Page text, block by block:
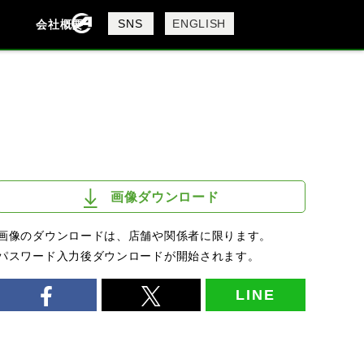
会社概要
会社概要
採用情報
SNS ENGLISH
画像ダウンロード
像のダウンロードは、店舗や関係者に限ります。
スワード入力後ダウンロードが開始されます。
LINE